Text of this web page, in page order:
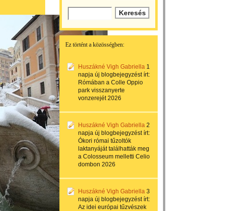
Ez történt a közösségben:
Huszákné Vigh Gabriella 1
napja új blogbejegyzést írt:
Rómában a Colle Oppio
park visszanyerte
vonzerejét 2026
Huszákné Vigh Gabriella 2
napja új blogbejegyzést írt:
Ókori római tűzoltók
laktanyáját találhatták meg
a Colosseum melletti Celio
dombon 2026
Huszákné Vigh Gabriella 3
napja új blogbejegyzést írt:
Az idei európai tűzvészek